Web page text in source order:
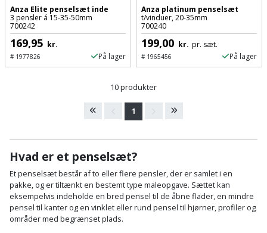
Sand
og
grus
Skruer,
Skunklem
Søm
Sternbeklædning
Mejsel
Murerværktøj
Økse
Oliekande
Palleløfter
Polsøger
Fugepistol
Fugtmåler
Gipsskruemaskine
tilbehør
Industristøvsuger
Kantfræser
Havepleje
Haveredskaber
Havetilbehør
Hegn
Højbede
Højtaler
Anza Elite penselsæt inde
3 pensler á 15-35-50mm
700242
169,95 kr.
#1977826 På lager
Anza platinum penselsæt
t/vinduer, 20-35mm
700240
199,00 kr. pr. sæt.
#1965456 På lager
10 produkter
1
Hvad er et penselsæt?
Et penselsæt består af to eller flere pensler, der er samlet i en
pakke, og er tiltænkt en bestemt type maleopgave. Sættet kan
eksempelvis indeholde en bred pensel til de åbne flader, en mindre
pensel til kanter og en vinklet eller rund pensel til hjørner, profiler og
områder med begrænset plads.